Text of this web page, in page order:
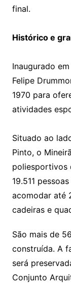
final.
Histórico e
Inaugurado
Felipe
1970 para
atividades
Situado ao
Pinto, o
poliesportivos
19.511
acomodar até
cadeiras e
São mais de
construída. A
será
Conjunto